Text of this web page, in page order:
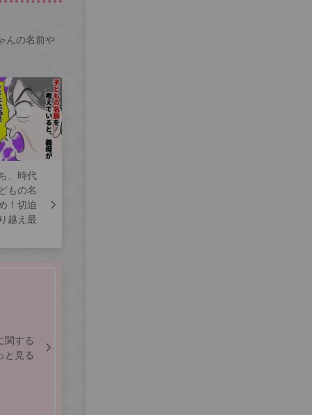
んの名前や
、時代
もの名
！切迫
越え最
関する
と見る